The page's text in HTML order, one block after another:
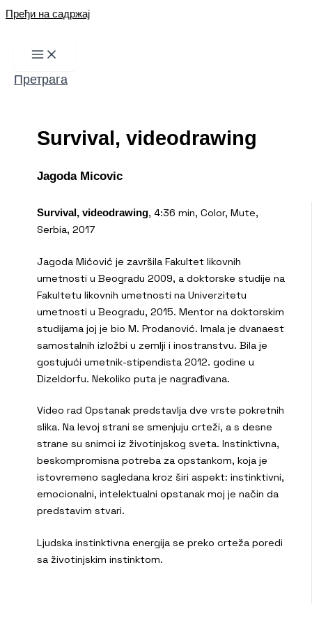
Пређи на садржај
Претрага
Survival, videodrawing
Jagoda Micovic
Survival, videodrawing, 4:36 min, Color, Mute,
Serbia, 2017
Jagoda Mićović je završila Fakultet likovnih
umetnosti u Beogradu 2009, a doktorske studije na
Fakultetu likovnih umetnosti na Univerzitetu
umetnosti u Beogradu, 2015. Mentor na doktorskim
studijama joj je bio M. Prodanović. Imala je dvanaest
samostalnih izložbi u zemlji i inostranstvu. Bila je
gostujući umetnik-stipendista 2012. godine u
Dizeldorfu. Nekoliko puta je nagrađivana.
Video rad Opstanak predstavlja dve vrste pokretnih
slika. Na levoj strani se smenjuju crteži, a s desne
strane su snimci iz životinjskog sveta. Instinktivna,
beskompromisna potreba za opstankom, koja je
istovremeno sagledana kroz širi aspekt: instinktivni,
emocionalni, intelektualni opstanak moj je način da
predstavim stvari.
Ljudska instinktivna energija se preko crteža poredi
sa životinjskim instinktom.